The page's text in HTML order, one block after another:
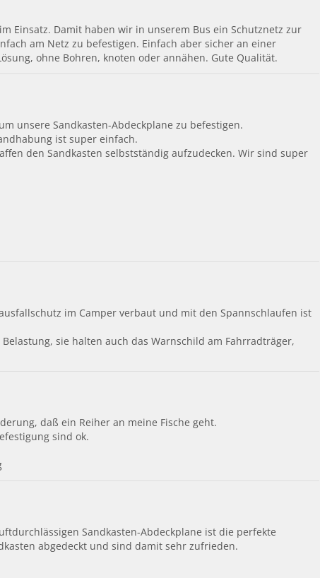
Einsatz. Damit haben wir in unserem Bus ein Schutznetz zur
am Netz zu befestigen. Einfach aber sicher an einer
ohne Bohren, knoten oder annähen. Gute Qualität.
unsere Sandkasten-Abdeckplane zu befestigen.
ist super einfach.
den Sandkasten selbstständig aufzudecken. Wir sind super
im Camper verbaut und mit den Spannschlaufen ist
sie halten auch das Warnschild am Fahrradträger,
daß ein Reiher an meine Fische geht.
sind ok.
Sandkasten-Abdeckplane ist die perfekte
abgedeckt und sind damit sehr zufrieden.